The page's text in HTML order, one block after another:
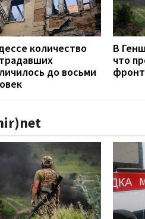
количество
до восьми
В
что